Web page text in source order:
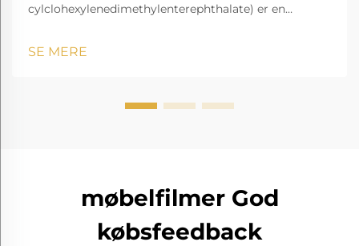
cylclohexylenedimethylenterephthalate) er en
SE MERE
møbelfilmer God
købsfeedback